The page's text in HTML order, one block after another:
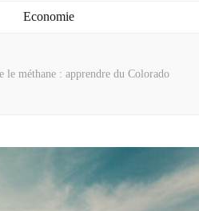
Economie
le méthane : apprendre du Colorado